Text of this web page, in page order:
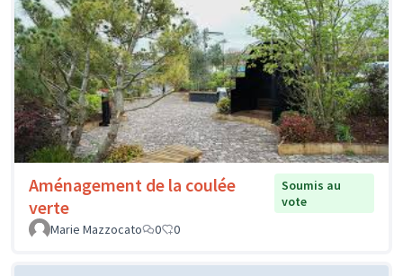
Aménagement de la coulée
verte
Soumis au
vote
Marie Mazzocato
0 0